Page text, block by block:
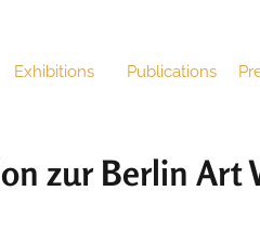
Exhibitions Publications
zur Berlin Art